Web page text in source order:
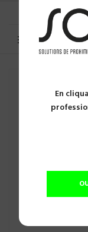
En
MENU